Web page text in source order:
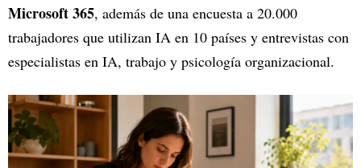
Microsoft 365, además de una encuesta a 20.000
trabajadores que utilizan IA en 10 países y entrevistas con
especialistas en IA, trabajo y psicología organizacional.